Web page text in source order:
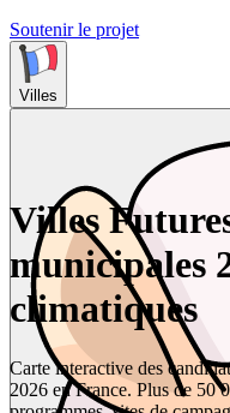
Soutenir le projet
Villes
Villes
municipales
climatiques
Carte interactive des
2026 en France. Plus de 50